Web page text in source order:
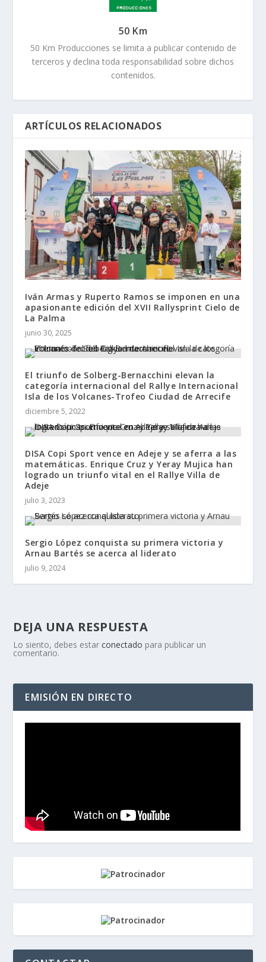
50 Km
50 Km Producciones se limita a publicar contenido de
terceros y declina toda responsabilidad sobre dichos
contenidos.
ARTÍCULOS RELACIONADOS
Iván Armas y Ruperto Ramos se imponen en una
apasionante edición del XVII Rallysprint Cielo de
La Palma
junio 30, 2025
El triunfo de Solberg-Bernacchini elevan la
categoría internacional del Rallye Internacional
Isla de los Volcanes-Trofeo Ciudad de Arrecife
diciembre 5, 2022
DISA Copi Sport vence en Adeje y se aferra a las
matemáticas. Enrique Cruz y Yeray Mujica han
logrado un triunfo vital en el Rallye Villa de
Adeje
julio 3, 2023
Sergio López conquista su primera victoria y
Arnau Bartés se acerca al liderato
julio 9, 2024
DEJA UNA RESPUESTA
Lo siento, debes estarconectado para publicar un
comentario.
EMISIÓN EN DIRECTO